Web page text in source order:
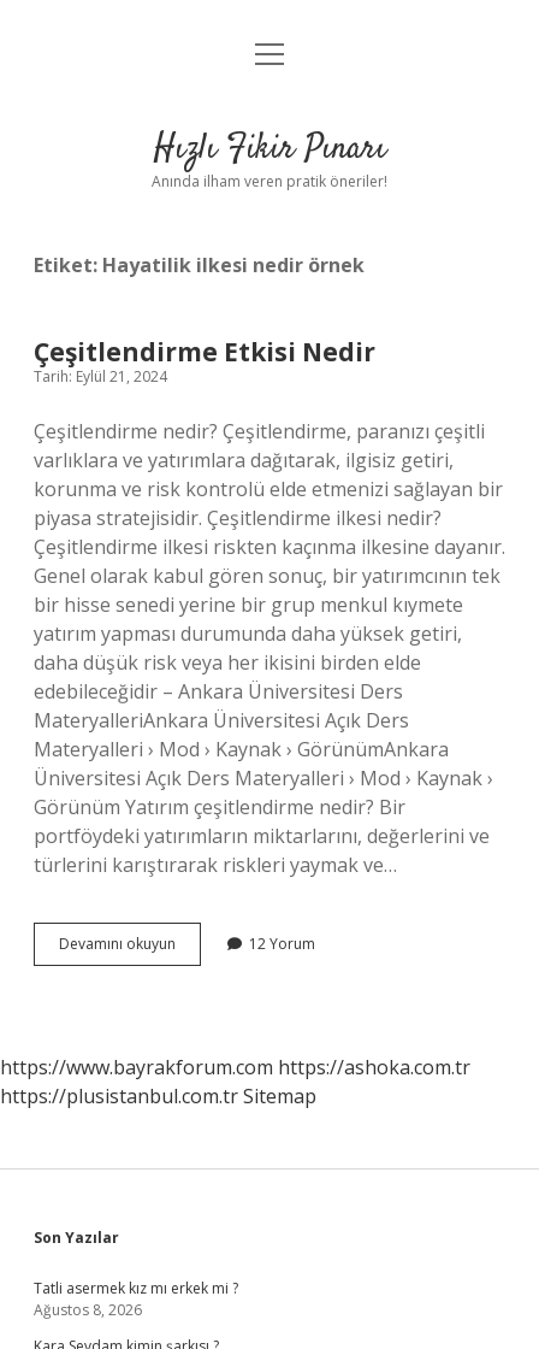
Anasayfa
Yasal Uyarı
menüyü
Hızlı Fikir Pınarı
Anında ilham veren pratik öneriler!
Etiket: Hayatilik ilkesi nedir örnek
Çeşitlendirme Etkisi Nedir
Tarih: Eylül 21, 2024
Çeşitlendirme nedir? Çeşitlendirme, paranızı çeşitli
varlıklara ve yatırımlara dağıtarak, ilgisiz getiri,
korunma ve risk kontrolü elde etmenizi sağlayan bir
piyasa stratejisidir. Çeşitlendirme ilkesi nedir?
Çeşitlendirme ilkesi riskten kaçınma ilkesine dayanır.
Genel olarak kabul gören sonuç, bir yatırımcının tek
bir hisse senedi yerine bir grup menkul kıymete
yatırım yapması durumunda daha yüksek getiri,
daha düşük risk veya her ikisini birden elde
edebileceğidir – Ankara Üniversitesi Ders
MateryalleriAnkara Üniversitesi Açık Ders
Materyalleri › Mod › Kaynak › GörünümAnkara
Üniversitesi Açık Ders Materyalleri › Mod › Kaynak ›
Görünüm Yatırım çeşitlendirme nedir? Bir
portföydeki yatırımların miktarlarını, değerlerini ve
türlerini karıştırarak riskleri yaymak ve…
Devamını okuyun Çeşitlendirme
Etkisi
12 Yorum
https://www.bayrakforum.com https://ashoka.com.tr
https://plusistanbul.com.trSitemap
Sidebar
Son Yazılar
Tatli asermek kız mı erkek mi ?
Ağustos 8, 2026